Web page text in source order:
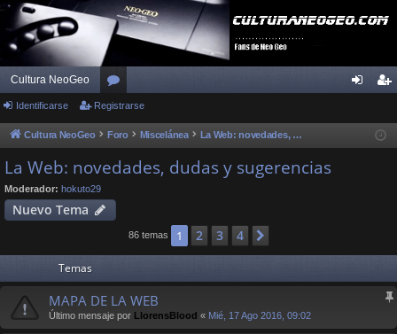
Cultura NeoGeo
or
os ist
Identificarse Registrarse
Cultura NeoGeo Foro Miscelánea La Web: novedades, dudas y sugerencias
La Web: novedades, dudas y sugerencias
Moderador: hokuto29
Nuevo Tema
86 temas 1 2 3 4
Temas
MAPA DE LA WEB
Último mensaje por LlorensBlood « Mié, 17 Ago 2016, 09:02